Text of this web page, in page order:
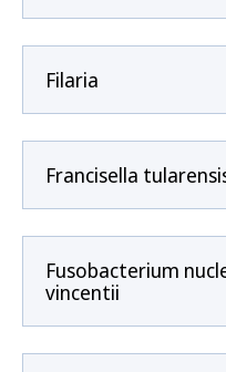
Filaria
Francisella
Fusobacterium
vincentii